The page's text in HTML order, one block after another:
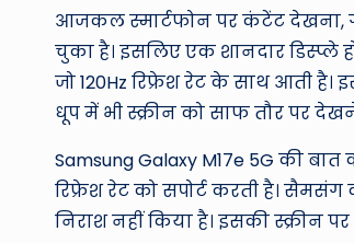
आजकल स्मार्टफोन पर कंटेंट देखना,
चुका है। इसलिए एक शानदार डिस्प्ले
जो 120Hz रिफ्रेश रेट के साथ आती
धूप में भी स्क्रीन को साफ तौर पर
Samsung Galaxy M17e 5G की बात
रिफ्रेश रेट को सपोर्ट करती है।
निराश नहीं किया है। इसकी